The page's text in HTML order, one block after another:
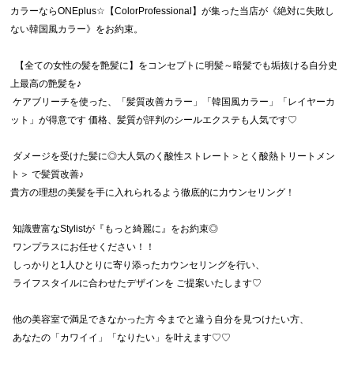
ニュース
カラーならONEplus☆【ColorProfessional】が集った当店が《絶対に失敗し
ない韓国風カラー》をお約束。
【全ての女性の髪を艶髪に】をコンセプトに明髪～暗髪でも垢抜ける自分史
上最高の艶髪を♪
ケアブリーチを使った、「髪質改善カラー」「韓国風カラー」「レイヤーカ
ット」が得意です 価格、髪質が評判のシールエクステも人気です♡
ダメージを受けた髪に◎大人気のく酸性ストレート＞とく酸熱トリートメン
ト＞で髪質改善♪
貴方の理想の美髪を手に入れられるよう徹底的に力ウンセリング！
知識豊富なStylistが『もっと綺麗に』をお約束◎
ワンプラスにお任せください！！
しっかりと1人ひとりに寄り添ったカウンセリングを行い、
ライフスタイルに合わせたデザインを ご提案いたします♡
他の美容室で満足できなかった方 今までと違う自分を見つけたい方、
あなたの「カワイイ」「なりたい」を叶えます♡♡